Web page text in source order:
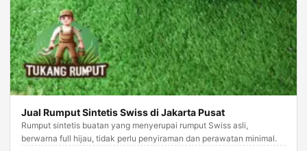
Jual Rumput Sintetis Swiss di Jakarta Pusat
Rumput sintetis buatan yang menyerupai rumput Swiss asli,
berwarna full hijau, tidak perlu penyiraman dan perawatan minimal.